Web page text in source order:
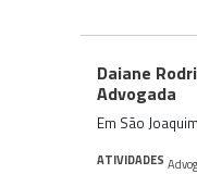
Daiane
Advogada
Em São
ATIVIDADES